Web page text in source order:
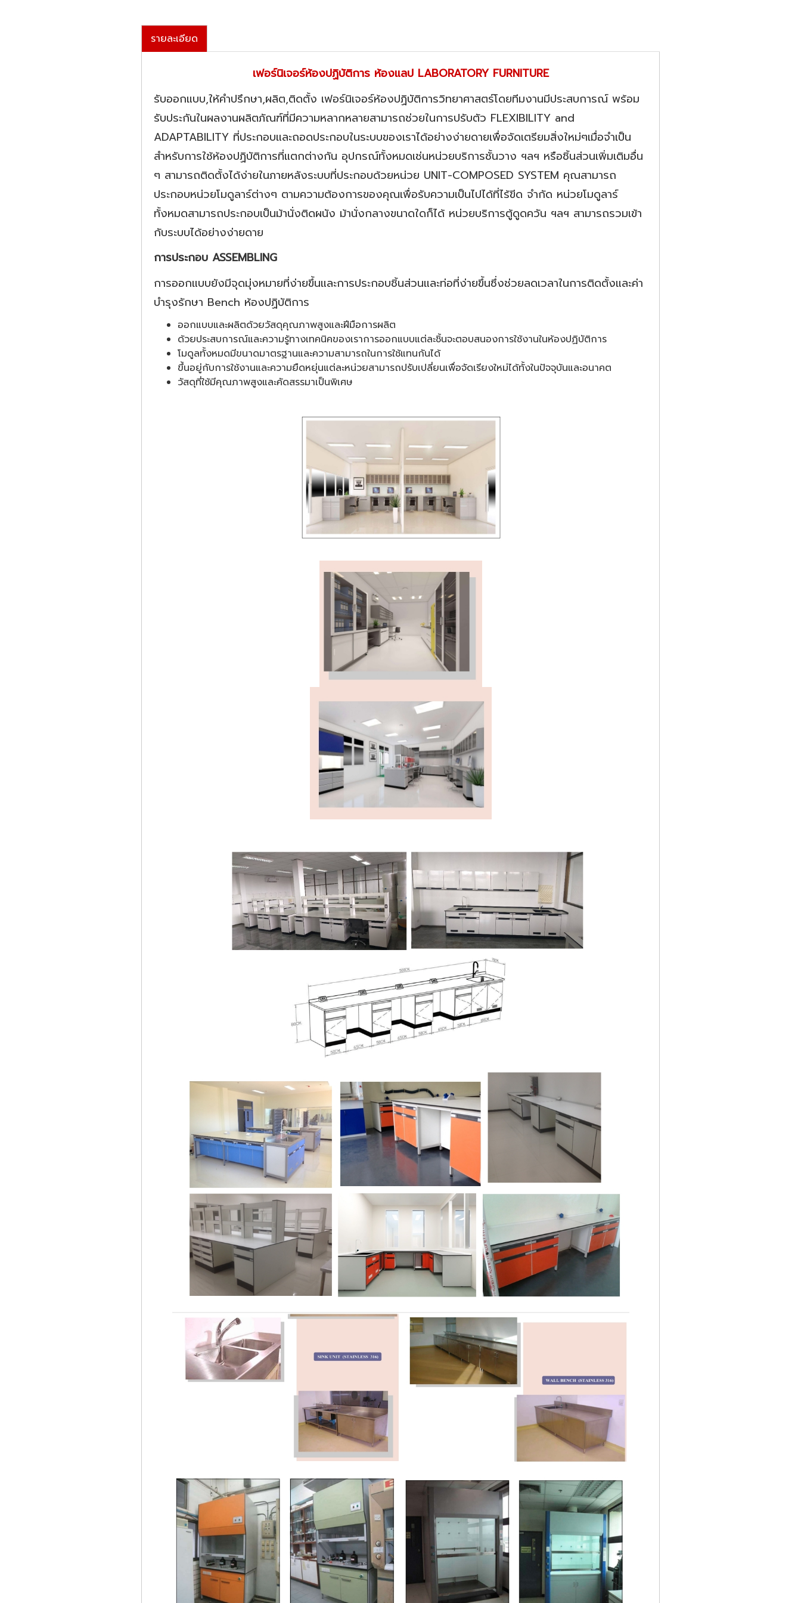
รายละเอียด
เฟอร์นิเจอร์ห้องปฏิบัติการ ห้องแลป LABORATORY FURNITURE
รับออกแบบ,ให้คําปรึกษา,ผลิต,ติดตั้ง เฟอร์นิเจอร์ห้องปฏิบัติการวิทยาศาสตร์โดยทีมงานมีประสบการณ์ พร้อม
รับประกันในผลงานผลิตภัณฑ์ที่มีความหลากหลายสามารถช่วยในการปรับตัว FLEXIBILITY and
ADAPTABILITY ที่ประกอบและถอดประกอบในระบบของเราได้อย่างง่ายดายเพื่อจัดเตรียมสิ่งใหม่ๆเมื่อจำเป็น
สำหรับการใช้ห้องปฏิบัติการที่แตกต่างกัน อุปกรณ์ทั้งหมดเช่นหน่วยบริการชั้นวาง ฯลฯ หรือชิ้นส่วนเพิ่มเติมอื่น
ๆ สามารถติดตั้งได้ง่ายในภายหลังระบบที่ประกอบด้วยหน่วย UNIT-COMPOSED SYSTEM คุณสามารถ
ประกอบหน่วยโมดูลาร์ต่างๆ ตามความต้องการของคุณเพื่อรับความเป็นไปได้ที่ไร้ขีด จำกัด หน่วยโมดูลาร์
ทั้งหมดสามารถประกอบเป็นม้านั่งติดผนัง ม้านั่งกลางขนาดใดก็ได้ หน่วยบริการตู้ดูดควัน ฯลฯ สามารถรวมเข้า
กับระบบได้อย่างง่ายดาย
การประกอบ ASSEMBLING
การออกแบบยังมีจุดมุ่งหมายที่ง่ายขึ้นและการประกอบชิ้นส่วนและท่อที่ง่ายขึ้นซึ่งช่วยลดเวลาในการติดตั้งและค่า
บำรุงรักษา Bench ห้องปฏิบัติการ
ออกแบบและผลิตด้วยวัสดุคุณภาพสูงและฝีมือการผลิต
ด้วยประสบการณ์และความรู้ทางเทคนิคของเราการออกแบบแต่ละชิ้นจะตอบสนองการใช้งานในห้องปฏิบัติการ
โมดูลทั้งหมดมีขนาดมาตรฐานและความสามารถในการใช้แทนกันได้
ขึ้นอยู่กับการใช้งานและความยืดหยุ่นแต่ละหน่วยสามารถปรับเปลี่ยนเพื่อจัดเรียงใหม่ได้ทั้งในปัจจุบันและอนาคต
วัสดุที่ใช้มีคุณภาพสูงและคัดสรรมาเป็นพิเศษ